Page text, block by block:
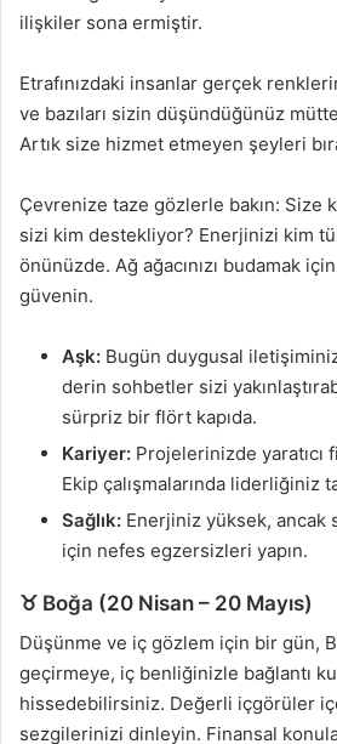
ilişkiler sona ermiştir.
Etrafınızdaki insanlar gerçek
ve bazıları sizin düşündüğünüz
Artık size hizmet etmeyen şeyleri
Çevrenize taze gözlerle bakın: Size
sizi kim destekliyor? Enerjinizi kim
önünüzde. Ağ ağacınızı budamak
güvenin.
Aşk: Bugün duygusal
derin sohbetler sizi
sürpriz bir flört kapıda.
Kariyer: Projelerinizde yaratıcı
Ekip çalışmalarında liderliğiniz
Sağlık: Enerjiniz yüksek, ancak
için nefes egzersizleri yapın.
♉ Boğa (20 Nisan – 20 Mayıs)
Düşünme ve iç gözlem için bir gün,
geçirmeye, iç benliğinizle bağlantı
hissedebilirsiniz. Değerli içgörüler
sezgilerinizi dinleyin. Finansal